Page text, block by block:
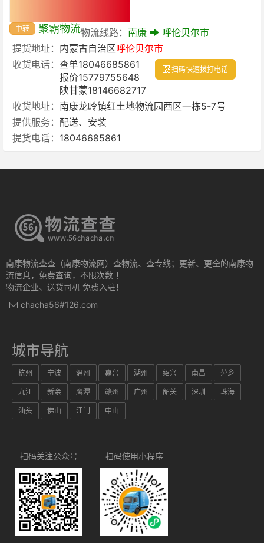
中转 聚霸物流物流线路： 南康
呼伦贝尔市
提货地址： 内蒙古自治区呼伦贝尔市
收货电话： 查单18046685861
报价15779755648
陕甘蒙18146682717
扫码快速拨打电话
收货地址： 南康龙岭镇红土地物流园西区一栋5-7号
提供服务： 配送、安装
提货电话： 18046685861
南康物流查查（南康物流网）查物流、查专线；更新、更全的南康物
流信息，免费查询，不限次数 ！
物流企业、送货司机 免费入驻！
chacha56#126.com
城市导航
杭州 宁波 温州 嘉兴 湖州 绍兴 南昌 萍乡
九江 新余 鹰潭 赣州 广州 韶关 深圳 珠海
汕头 佛山 江门 中山
扫码关注公众号 扫码使用小程序